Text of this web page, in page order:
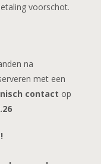
voorschot.
na
met een
contact op